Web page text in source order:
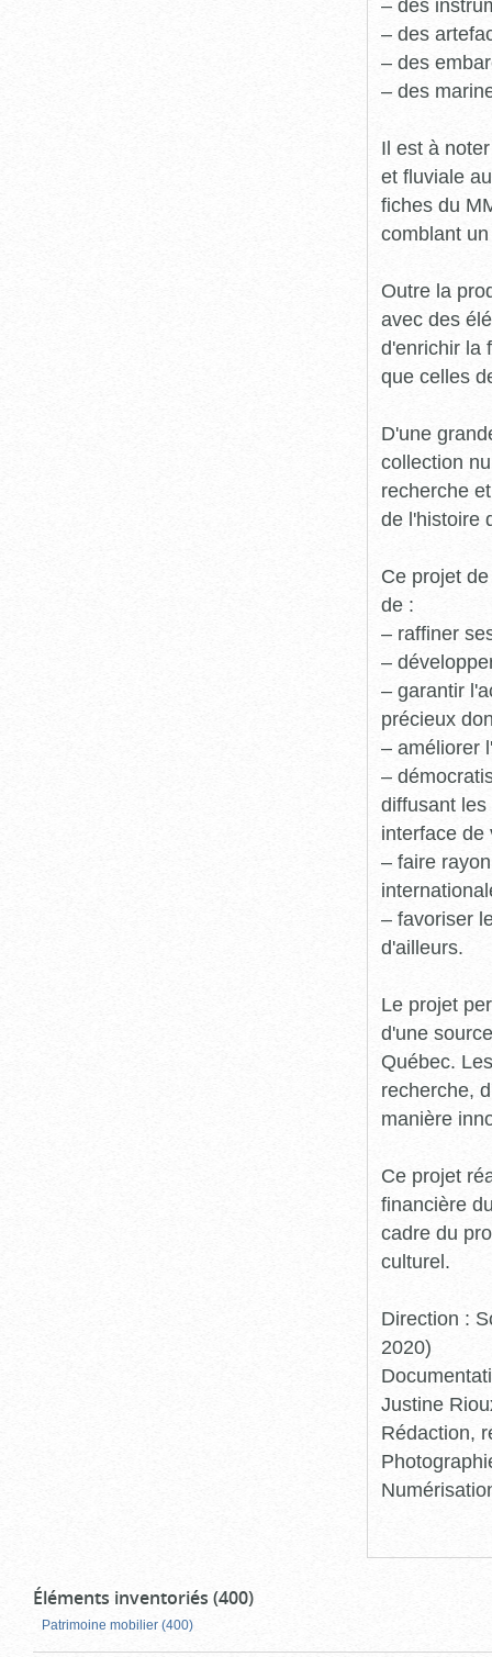
– des
– des
– des
– des
Il est à
et fluviale
fiches du
comblant
Outre la
avec des
d'enrichir la
que celles
D'une
collection
recherche
de l'histoire
Ce projet
de :
– raffiner
–
– garantir
précieux
– améliorer
–
diffusant
interface de
– faire
– favoriser
d'ailleurs.
Le projet
d'une
Québec.
recherche,
manière
Ce projet
financière
cadre du
culturel.
Direction :
2020)
Justine
Rédaction,
Éléments inventoriés (400)
Patrimoine mobilier (400)